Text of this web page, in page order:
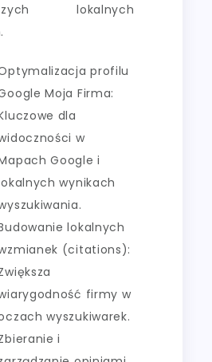
lokalnych
profilu
Moja Firma:
dla
w
Google i
wynikach
lokalnych
(citations):
firmy w
wyszukiwarek.
i